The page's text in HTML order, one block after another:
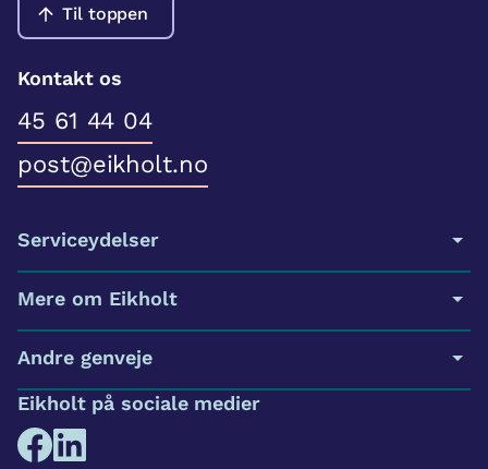
Til toppen
Kontakt os
45 61 44 04
post@eikholt.no
Serviceydelser
Mere om Eikholt
Andre genveje
Eikholt på sociale medier